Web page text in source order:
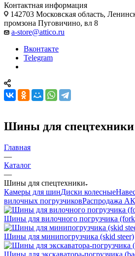
Контактная информация
142703 Московская область,
промзона Пуговичино, вл 8
a-store@attico.ru
Вконтакте
Telegram
Шины для спецтехники
Главная
—
Каталог
—
Шины для спецтехники
Камеры для шинДиски колесные
вилочных погрузчиковРаспродажа
Шины для вилочного погрузчика
Шины для минипогрузчика (skid steer)
Шины для экскаватора-погрузчика